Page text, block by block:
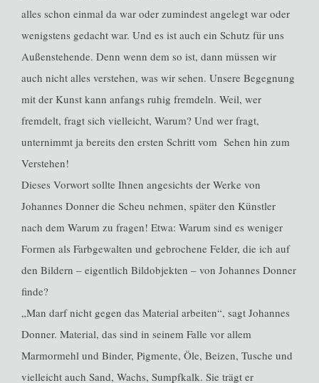
alles schon einmal da war oder zumindest angelegt war oder
wenigstens gedacht war. Und es ist auch ein Schutz für uns
Außenstehende. Denn wenn dem so ist, dann müssen wir
auch nicht alles verstehen, was wir sehen. Unsere Begegnung
mit der Kunst kann anfangs ruhig fremdeln. Weil, wer
fremdelt, fragt sich vielleicht, Warum? Und wer fragt,
unternimmt ja bereits den ersten Schritt vom Sehen hin zum
Verstehen!
Dieses Vorwort sollte Ihnen angesichts der Werke von
Johannes Donner die Scheu nehmen, später den Künstler
nach dem Warum zu fragen! Etwa: Warum sind es weniger
Formen als Farbgewalten und gebrochene Felder, die ich auf
den Bildern – eigentlich Bildobjekten – von Johannes Donner
finde?
„Man darf nicht gegen das Material arbeiten“, sagt Johannes
Donner. Material, das sind in seinem Falle vor allem
Marmormehl und Binder, Pigmente, Öle, Beizen, Tusche und
vielleicht auch Sand, Wachs, Sumpfkalk. Sie trägt er